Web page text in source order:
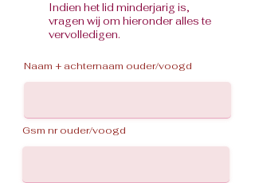
Indien het lid minderjarig is,
vragen wij om hieronder alles te
vervolledigen.
Naam + achternaam ouder/voogd
Gsm nr ouder/voogd